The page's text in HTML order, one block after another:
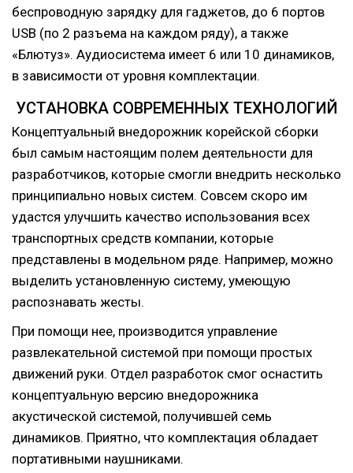
беспроводную зарядку для гаджетов, до 6 портов
USB (по 2 разъема на каждом ряду), а также
«Блютуз». Аудиосистема имеет 6 или 10 динамиков,
в зависимости от уровня комплектации.
УСТАНОВКА СОВРЕМЕННЫХ ТЕХНОЛОГИЙ
Концептуальный внедорожник корейской сборки
был самым настоящим полем деятельности для
разработчиков, которые смогли внедрить несколько
принципиально новых систем. Совсем скоро им
удастся улучшить качество использования всех
транспортных средств компании, которые
представлены в модельном ряде. Например, можно
выделить установленную систему, умеющую
распознавать жесты.
При помощи нее, производится управление
развлекательной системой при помощи простых
движений руки. Отдел разработок смог оснастить
концептуальную версию внедорожника
акустической системой, получившей семь
динамиков. Приятно, что комплектация обладает
портативными наушниками.